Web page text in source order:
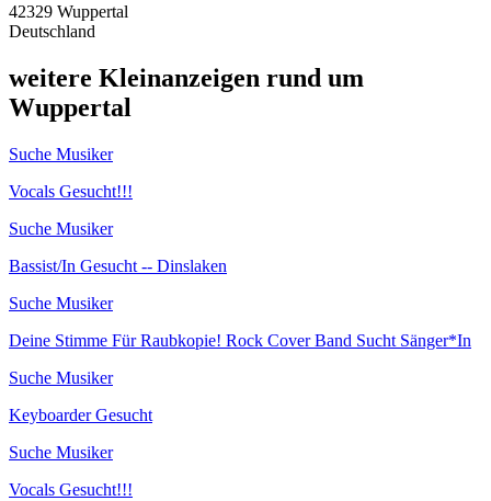
42329 Wuppertal
Deutschland
weitere Kleinanzeigen rund um
Wuppertal
Suche Musiker
Vocals Gesucht!!!
Suche Musiker
Bassist/In Gesucht -- Dinslaken
Suche Musiker
Deine Stimme Für Raubkopie! Rock Cover Band Sucht Sänger*In
Suche Musiker
Keyboarder Gesucht
Suche Musiker
Vocals Gesucht!!!